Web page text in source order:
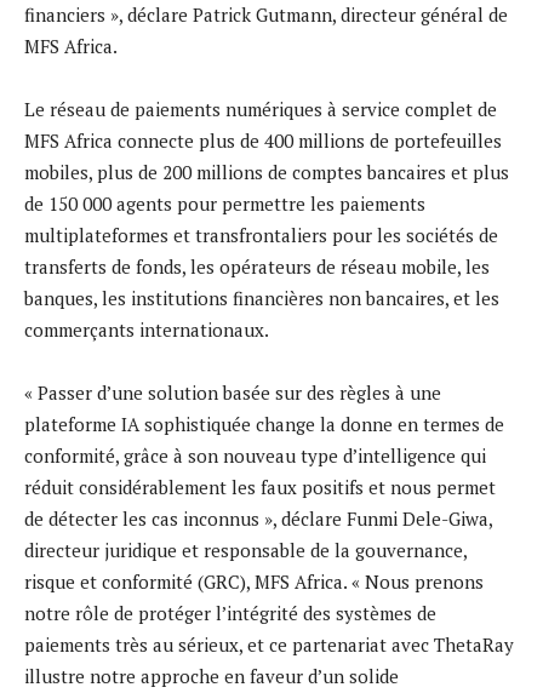
financiers », déclare Patrick Gutmann, directeur général de
MFS Africa.
Le réseau de paiements numériques à service complet de
MFS Africa connecte plus de 400 millions de portefeuilles
mobiles, plus de 200 millions de comptes bancaires et plus
de 150 000 agents pour permettre les paiements
multiplateformes et transfrontaliers pour les sociétés de
transferts de fonds, les opérateurs de réseau mobile, les
banques, les institutions financières non bancaires, et les
commerçants internationaux.
« Passer d’une solution basée sur des règles à une
plateforme IA sophistiquée change la donne en termes de
conformité, grâce à son nouveau type d’intelligence qui
réduit considérablement les faux positifs et nous permet
de détecter les cas inconnus », déclare Funmi Dele-Giwa,
directeur juridique et responsable de la gouvernance,
risque et conformité (GRC), MFS Africa. « Nous prenons
notre rôle de protéger l’intégrité des systèmes de
paiements très au sérieux, et ce partenariat avec ThetaRay
illustre notre approche en faveur d’un solide